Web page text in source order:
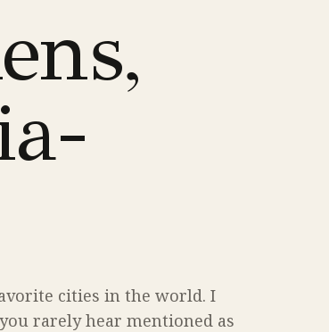
cities in the world. I
rarely hear mentioned as